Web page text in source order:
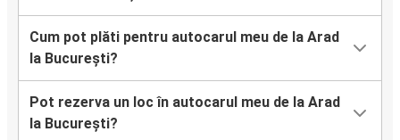
Cum pot plăti pentru autocarul meu de la Arad
la București?
Pot rezerva un loc în autocarul meu de la Arad
la București?